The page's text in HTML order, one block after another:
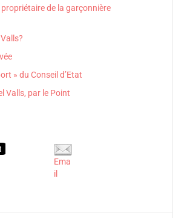
de la garçonnière
» du Conseil d’Etat
Valls, par le Point
Ema
il